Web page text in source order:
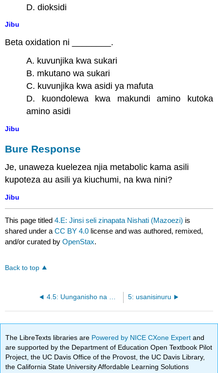
D. dioksidi
Jibu
Beta oxidation ni ________.
A. kuvunjika kwa sukari
B. mkutano wa sukari
C. kuvunjika kwa asidi ya mafuta
D. kuondolewa kwa makundi amino kutoka
amino asidi
Jibu
Bure Response
Je, unaweza kuelezea njia metabolic kama asili
kupoteza au asili ya kiuchumi, na kwa nini?
Jibu
This page titled4.E: Jinsi seli zinapata Nishati (Mazoezi) is
shared under aCC BY 4.0 license and was authored, remixed,
and/or curated byOpenStax.
Back to top
4.5: Uunganisho na Njia Zingine za Metabolic 5: usanisinuru
The LibreTexts libraries are Powered by NICE CXone Expertand
are supported by the Department of Education Open Textbook Pilot
Project, the UC Davis Office of the Provost, the UC Davis Library,
the California State University Affordable Learning Solutions